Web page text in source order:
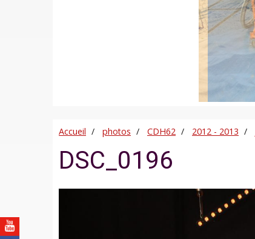
Accueil photos CDH62 2012 - 2013
DSC_0196